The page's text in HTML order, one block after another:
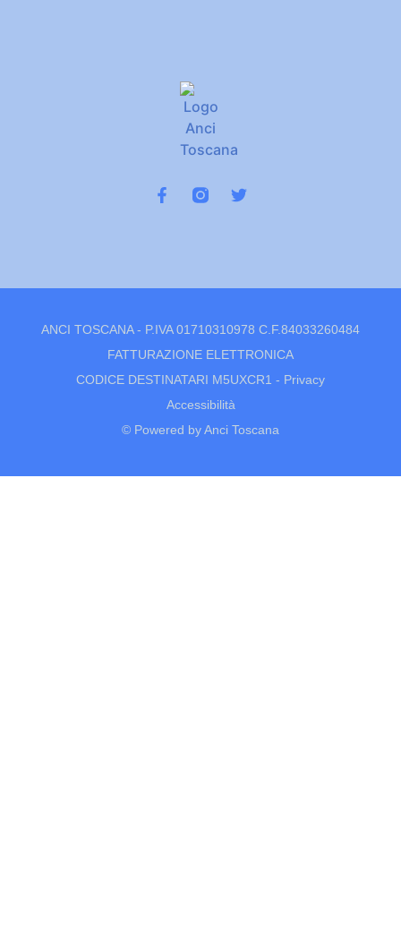
ANCI TOSCANA - P.IVA 01710310978 C.F.84033260484
FATTURAZIONE ELETTRONICA
CODICE DESTINATARI M5UXCR1 - Privacy
Accessibilità
© Powered by Anci Toscana